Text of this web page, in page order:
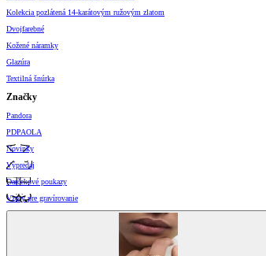
Kolekcia pozlátená 14-karátovým ružovým zlatom
Dvojfarebné
Kožené náramky
Glazúra
Textilná šnúrka
Značky
Pandora
PDPAOLA
Novinky
Výpredaj
Darčekové poukazy
Vzory pre gravírovanie